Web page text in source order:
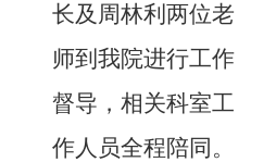
长及周林利两位老
师到我院进行工作
督导，相关科室工
作人员全程陪同。